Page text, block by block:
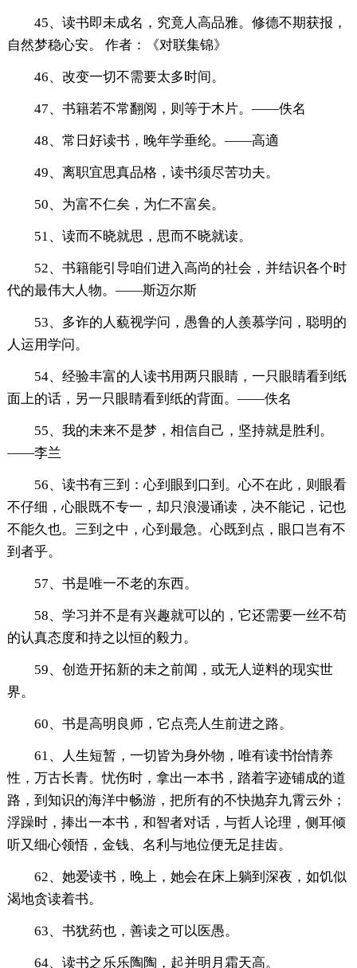
45、读书即未成名，究竟人高品雅。修德不期获报，
自然梦稳心安。 作者：《对联集锦》
46、改变一切不需要太多时间。
47、书籍若不常翻阅，则等于木片。——佚名
48、常日好读书，晚年学垂纶。——高適
49、离职宜思真品格，读书须尽苦功夫。
50、为富不仁矣，为仁不富矣。
51、读而不晓就思，思而不晓就读。
52、书籍能引导咱们进入高尚的社会，并结识各个时
代的最伟大人物。——斯迈尔斯
53、多诈的人藐视学问，愚鲁的人羨慕学问，聪明的
人运用学问。
54、经验丰富的人读书用两只眼睛，一只眼睛看到纸
面上的话，另一只眼睛看到纸的背面。——佚名
55、我的未来不是梦，相信自己，坚持就是胜利。
——李兰
56、读书有三到：心到眼到口到。心不在此，则眼看
不仔细，心眼既不专一，却只浪漫诵读，决不能记，记也
不能久也。三到之中，心到最急。心既到点，眼口岂有不
到者乎。
57、书是唯一不老的东西。
58、学习并不是有兴趣就可以的，它还需要一丝不苟
的认真态度和持之以恒的毅力。
59、创造开拓新的未之前闻，或无人逆料的现实世
界。
60、书是高明良师，它点亮人生前进之路。
61、人生短暂，一切皆为身外物，唯有读书怡情养
性，万古长青。忧伤时，拿出一本书，踏着字迹铺成的道
路，到知识的海洋中畅游，把所有的不快抛弃九霄云外；
浮躁时，捧出一本书，和智者对话，与哲人论理，侧耳倾
听又细心领悟，金钱、名利与地位便无足挂齿。
62、她爱读书，晚上，她会在床上躺到深夜，如饥似
渴地贪读着书。
63、书犹药也，善读之可以医愚。
64、读书之乐乐陶陶，起并明月霜天高。